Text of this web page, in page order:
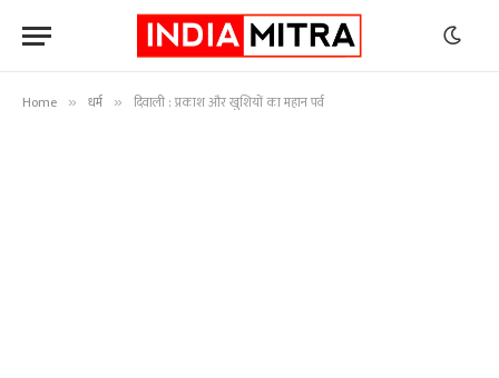
Home » धर्म » दिवाली : प्रकाश और खुशियों का महान पर्व